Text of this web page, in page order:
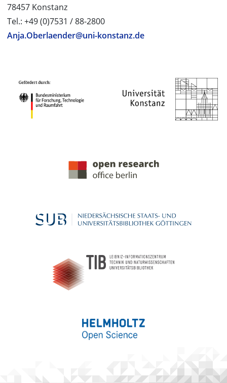
78457 Konstanz
Tel.: +49 (0)7531 / 88-2800
Anja.Oberlaender@uni-konstanz.de